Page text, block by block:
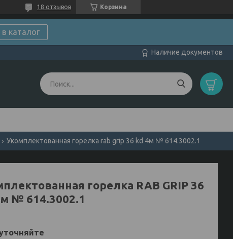
Корзина
18 отзывов
каталог
Наличие документов
Укомплектованная горелка rab grip 36 kd 4м № 614.3002.1
горелка RAB GRIP 36
№ 614.3002.1